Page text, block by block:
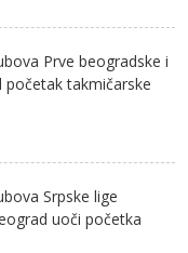
Prve beogradske i
takmičarske
Srpske lige
uoči početka